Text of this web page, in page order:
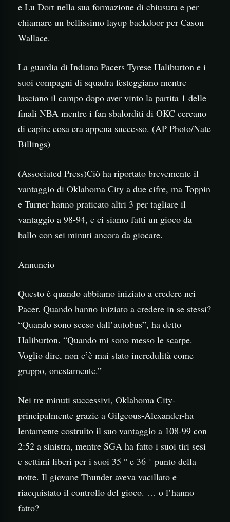
e Lu Dort nella sua formazione di chiusura e per
chiamare un bellissimo layup backdoor per Cason
Wallace.
La guardia di Indiana Pacers Tyrese Haliburton e i
suoi compagni di squadra festeggiano mentre
lasciano il campo dopo aver vinto la partita 1 delle
finali NBA mentre i fan sbalorditi di OKC cercano
di capire cosa era appena successo. (AP Photo/Nate
Billings)
(Associated Press)Ciò ha riportato brevemente il
vantaggio di Oklahoma City a due cifre, ma Toppin
e Turner hanno praticato altri 3 per tagliare il
vantaggio a 98-94, e ci siamo fatti un gioco da
ballo con sei minuti ancora da giocare.
Annuncio
Questo è quando abbiamo iniziato a credere nei
Pacer. Quando hanno iniziato a credere in se stessi?
“Quando sono sceso dall’autobus”, ha detto
Haliburton. “Quando mi sono messo le scarpe.
Voglio dire, non c’è mai stato incredulità come
gruppo, onestamente.”
Nei tre minuti successivi, Oklahoma City-
principalmente grazie a Gilgeous-Alexander-ha
lentamente costruito il suo vantaggio a 108-99 con
2:52 a sinistra, mentre SGA ha fatto i suoi tiri sesi
e settimi liberi per i suoi 35 ° e 36 ° punto della
notte. Il giovane Thunder aveva vacillato e
riacquistato il controllo del gioco. … o l’hanno
fatto?